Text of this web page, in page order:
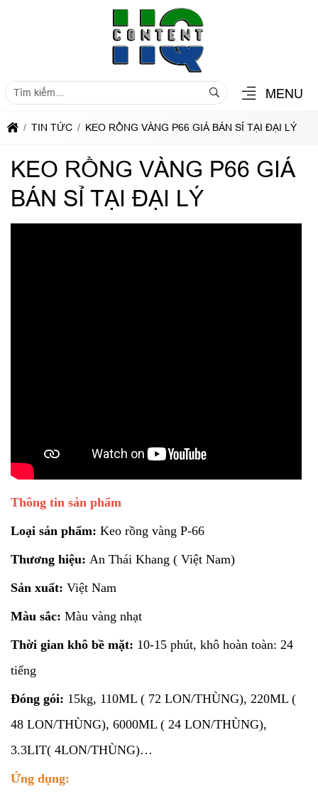
MENU
TIN TỨC KEO RỒNG VÀNG P66 GIÁ BÁN SỈ TẠI ĐẠI LÝ
KEO RỒNG VÀNG P66 GIÁ
BÁN SỈ TẠI ĐẠI LÝ
Thông tin sản phẩm
Loại sản phẩm: Keo rồng vàng P-66
Thương hiệu: An Thái Khang ( Việt Nam)
Sản xuất: Việt Nam
Màu sắc: Màu vàng nhạt
Thời gian khô bề mặt: 10-15 phút, khô hoàn toàn: 24
tiếng
Đóng gói: 15kg, 110ML ( 72 LON/THÙNG), 220ML (
48 LON/THÙNG), 6000ML ( 24 LON/THÙNG),
3.3LIT( 4LON/THÙNG)…
Ứng dụng: